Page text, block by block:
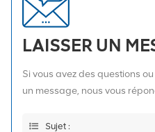
LAISSER UN
Si vous avez des questions
un message, nous vous
Sujet :